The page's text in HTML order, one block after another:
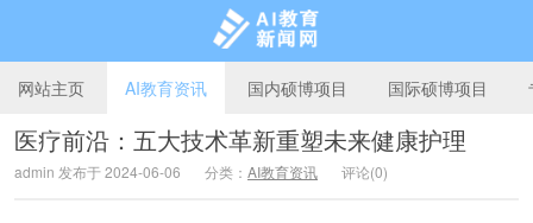
AI教育新闻网
网站主页 AI教育资讯 国内硕博项目 国际硕博项目
医疗前沿：五大技术革新重塑未来健康护理
admin 发布于 2024-06-06 分类： AI教育资讯 评论(0)